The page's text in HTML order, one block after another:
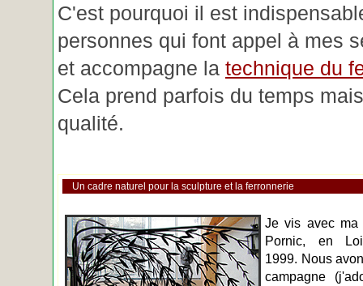
C'est pourquoi il est
personnes qui font appel à mes
et accompagne la technique du
Cela prend parfois du temps
qualité.
Un cadre naturel pour la sculpture et la ferronnerie
Je vis avec ma
Pornic, en
1999. Nous
campagne